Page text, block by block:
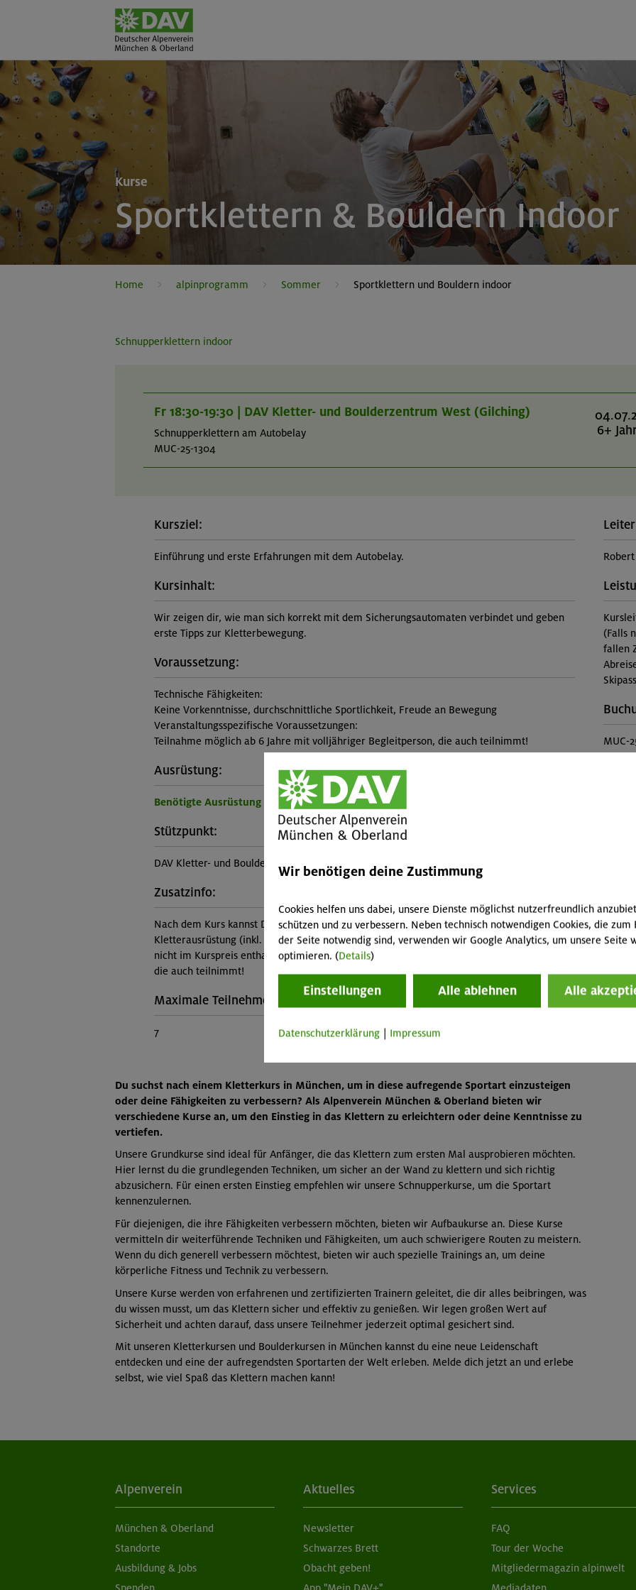
Sportklettern & Bouldern Indoor
Kurse
Home alpinprogramm Sommer Sportklettern und Bouldern indoor
Schnupperklettern indoor
Fr 18:30-19:30 | DAV Kletter- und Boulderzentrum West (Gilching)
Schnupperklettern am Autobelay
MUC-25-1304
6+
Kursziel:
Einführung und erste Erfahrungen mit dem Autobelay.
Kursinhalt:
Wir zeigen dir, wie man sich korrekt mit dem Sicherungsautomaten verbindet und geben
erste Tipps zur Kletterbewegung.
Voraussetzung:
Technische Fähigkeiten:
Keine Vorkenntnisse, durchschnittliche Sportlichkeit, Freude an Bewegung
Veranstaltungsspezifische Voraussetzungen:
Teilnahme möglich ab 6 Jahre mit volljähriger Begleitperson, die auch teilnimmt!
Ausrüstung:
Benötigte Ausrüstung für diese Veranstaltung
Stützpunkt:
DAV Kletter- und Boulderzentrum West (Gilching)
Zusatzinfo:
Nach dem Kurs kannst Du selbstständig am Autobelay weiterklettern. Der Entleih der
Kletterausrüstung (inkl. Kletterschuhe) ist im Kurspreis enthalten. Der Halleneintritt ist
nicht im Kurspreis enthalten. Teilnahme möglich ab 6 Jahre mit volljähriger Begleitperson,
die auch teilnimmt!
Maximale Teilnehmerzahl:
7
(Falls
fallen
MUC-
Du suchst nach einem Kletterkurs in München, um in diese aufregende Sportart einzusteigen
oder deine Fähigkeiten zu verbessern? Als Alpenverein München & Oberland bieten wir
verschiedene Kurse an, um den Einstieg in das Klettern zu erleichtern oder deine Kenntnisse zu
vertiefen.
Unsere Grundkurse sind ideal für Anfänger, die das Klettern zum ersten Mal ausprobieren möchten.
Hier lernst du die grundlegenden Techniken, um sicher an der Wand zu klettern und sich richtig
abzusichern. Für einen ersten Einstieg empfehlen wir unsere Schnupperkurse, um die Sportart
kennenzulernen.
Für diejenigen, die ihre Fähigkeiten verbessern möchten, bieten wir Aufbaukurse an. Diese Kurse
vermitteln dir weiterführende Techniken und Fähigkeiten, um auch schwierigere Routen zu meistern.
Wenn du dich generell verbessern möchtest, bieten wir auch spezielle Trainings an, um deine
körperliche Fitness und Technik zu verbessern.
Unsere Kurse werden von erfahrenen und zertifizierten Trainern geleitet, die dir alles beibringen, was
du wissen musst, um das Klettern sicher und effektiv zu genießen. Wir legen großen Wert auf
Sicherheit und achten darauf, dass unsere Teilnehmer jederzeit optimal gesichert sind.
Mit unseren Kletterkursen und Boulderkursen in München kannst du eine neue Leidenschaft
entdecken und eine der aufregendsten Sportarten der Welt erleben. Melde dich jetzt an und erlebe
selbst, wie viel Spaß das Klettern machen kann!
Alpenverein
München & Oberland
Standorte
Ausbildung & Jobs
Aktuelles
Newsletter
Schwarzes Brett
Obacht geben!
Services
FAQ
Tour der Woche
Mitgliedermagazin alpinwelt
Wir benötigen deine Zustimmung
Cookies helfen uns dabei, unsere Dienste möglichst nutzerfreundlich
schützen und zu verbessern. Neben technisch notwendigen Cookies, die zum
der Seite notwendig sind, verwenden wir Google Analytics, um unsere Seite
optimieren. (Details)
Einstellungen Alle ablehnen Alle
Datenschutzerklärung Impressum